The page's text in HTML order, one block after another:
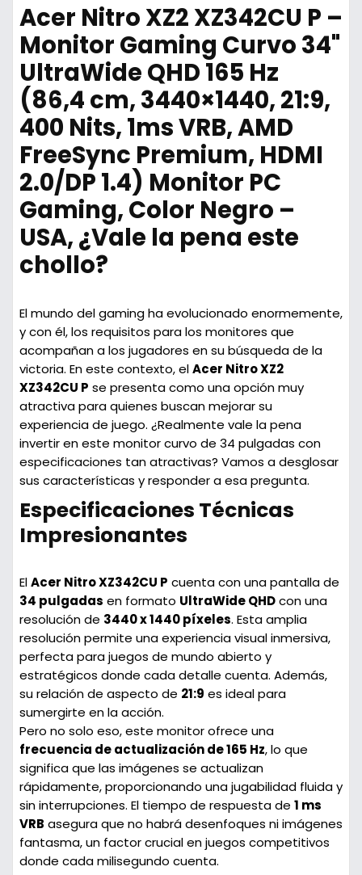
Acer Nitro XZ2 XZ342CU P –
Monitor Gaming Curvo 34"
UltraWide QHD 165 Hz
(86,4 cm, 3440×1440, 21:9,
400 Nits, 1ms VRB, AMD
FreeSync Premium, HDMI
2.0/DP 1.4) Monitor PC
Gaming, Color Negro –
USA, ¿Vale la pena este
chollo?
El mundo del gaming ha evolucionado enormemente,
y con él, los requisitos para los monitores que
acompañan a los jugadores en su búsqueda de la
victoria. En este contexto, elAcer Nitro XZ2
XZ342CU P se presenta como una opción muy
atractiva para quienes buscan mejorar su
experiencia de juego. ¿Realmente vale la pena
invertir en este monitor curvo de 34 pulgadas con
especificaciones tan atractivas? Vamos a desglosar
sus características y responder a esa pregunta.
Especificaciones Técnicas
Impresionantes
ElAcer Nitro XZ342CU P cuenta con una pantalla de
34 pulgadas en formato UltraWide QHDcon una
resolución de 3440 x 1440 píxeles. Esta amplia
resolución permite una experiencia visual inmersiva,
perfecta para juegos de mundo abierto y
estratégicos donde cada detalle cuenta. Además,
su relación de aspecto de 21:9 es ideal para
sumergirte en la acción.
Pero no solo eso, este monitor ofrece una
frecuencia de actualización de 165 Hz, lo que
significa que las imágenes se actualizan
rápidamente, proporcionando una jugabilidad fluida y
sin interrupciones. El tiempo de respuesta de 1 ms
VRB asegura que no habrá desenfoques ni imágenes
fantasma, un factor crucial en juegos competitivos
donde cada milisegundo cuenta.